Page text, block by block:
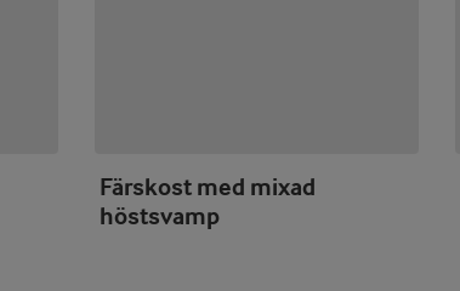
Färskost med mixad
höstsvamp